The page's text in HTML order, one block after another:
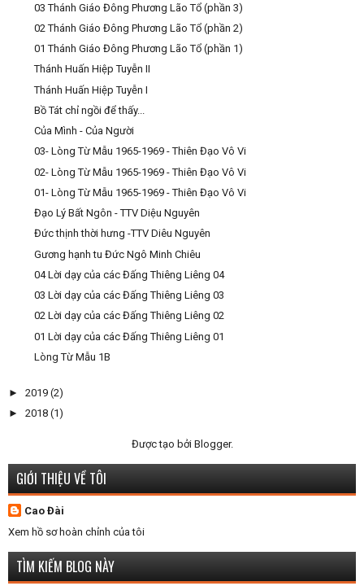
03 Thánh Giáo Đông Phương Lão Tổ (phần 3)
02 Thánh Giáo Đông Phương Lão Tổ (phần 2)
01 Thánh Giáo Đông Phương Lão Tổ (phần 1)
Thánh Huấn Hiệp Tuyễn II
Thánh Huấn Hiệp Tuyễn I
Bồ Tát chỉ ngồi để thấy...
Của Mình - Của Người
03- Lòng Từ Mẫu 1965-1969 - Thiên Đạo Vô Vi
02- Lòng Từ Mẫu 1965-1969 - Thiên Đạo Vô Vi
01- Lòng Từ Mẫu 1965-1969 - Thiên Đạo Vô Vi
Đạo Lý Bất Ngôn - TTV Diệu Nguyên
Đức thịnh thời hưng -TTV Diêu Nguyên
Gương hạnh tu Đức Ngô Minh Chiêu
04 Lời dạy của các Đấng Thiêng Liêng 04
03 Lời dạy của các Đấng Thiêng Liêng 03
02 Lời dạy của các Đấng Thiêng Liêng 02
01 Lời dạy của các Đấng Thiêng Liêng 01
Lòng Từ Mẫu 1B
► 2019 (2)
► 2018 (1)
Được tạo bởi Blogger.
GIỚI THIỆU VỀ TÔI
Cao Đài
Xem hồ sơ hoàn chỉnh của tôi
TÌM KIẾM BLOG NÀY